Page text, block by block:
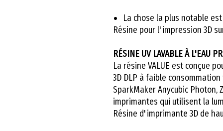
La chose la plus notable
Résine pour l'impression 3D
RÉSINE UV LAVABLE À L'EAU
La résine VALUE est conçue
3D DLP à faible
SparkMaker Anycubic
imprimantes qui utilisent la
Résine d'imprimante 3D de